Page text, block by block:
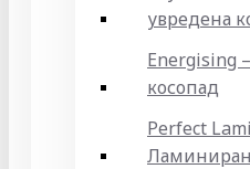
увредена
Energising
косопад
Perfect